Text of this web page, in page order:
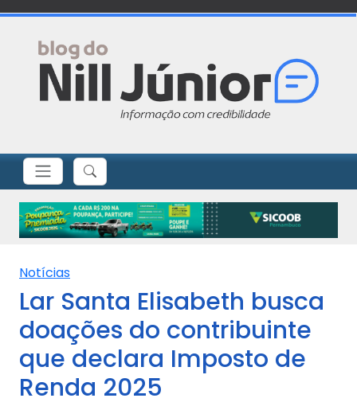
Notícias
Lar Santa Elisabeth busca
doações do contribuinte
que declara Imposto de
Renda 2025